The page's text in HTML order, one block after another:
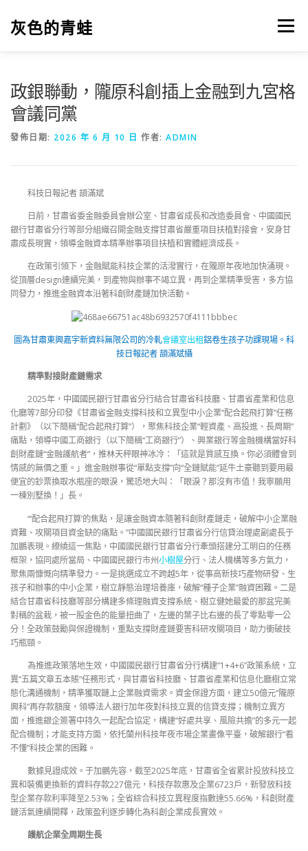
灰色的青蛙 選單
政銀聯動，隴原科創插上金融到九宮格
會議同黨
發佈日期: 2026 年 6 月 10 日 作者: ADMIN
科技日報記者 頡滿斌
日前，甘肅省委金融委員會辦公室、甘肅省成長和改造委員會、中國國民
銀行甘肅省分行等部分組織召開金融支撐甘肅省嚴重項目扶植對接會，安身甘
肅成長現實，領導金融資本精準辦事項目扶植和實體經濟成長。
在政策引領下，金融賦能科技企業的活潑實行，在隴原年夜地加快涌現。
從頂層design連續完美，到產物與辦事不竭立異，再到企業精準受害，多方協
同發力，推進金融資本沿著科創財產鏈加快活動。
圖為甘肅東興嘉宇新資料無限公司的冷軋會議室出租鋁卷生孩子功課現場。科
技日報記者 頡滿斌攝
精準對接財產鏈需求
2025年，中國國民銀行甘肅省分行結合甘肅省科技廳、甘肅省產業和信息
化廳等7部分印發《甘肅省金融支撐科技和立異型中小企業“配合起飛打算”任務
計劃》（以下簡稱“配合起飛打算”），聚焦科技企業“輕資產、高投進、長周期”
痛點，領導中國工商銀行（以下簡稱“工商銀行”）、興業銀行等金融機構當好科
創財產鏈“金融護航者”，推林天秤眼神冰冷：「這就是質感互換。你必須體會到
情感的無價之重。」進金融辦事從“單點支撐”向“全鏈賦能”延牛土豪聽到要用最
便宜的鈔票換取水瓶座的眼淚，驚恐地大叫：「眼淚？那沒有市值！我寧願用
一棟別墅換！」長。
“‘配合起飛打算’的焦點，是讓金融資本隨著科創財產鏈走，破解中小企業融
資難、攻關項目資金缺的痛點。”中國國民銀行甘肅省分行信貸治理處副處長于
加鵬表現。繚繞這一焦點，中國國民銀行甘肅省分行牽頭搭建分工明白的任務
框架，協同處所當局、中國國民銀行市州小樹屋分行、法人機構等多方氣力，
聚焦兩慷慨向精準發力。一是挑選成立不跨越5年，從事高新技巧產物研發、生
孩子和辦事的中小企業，樹立靜態治理培養庫，破解“種子企業”融資困難。二是
結合甘肅省科技廳等部分構建多條理融資支撐系統、樹立健她最愛的那盆完美
對稱的盆栽，被一股金色的能量扭曲了，左邊的葉子比右邊的長了零點零一公
分！全政策鼓勵與保證機制，重點支撐財產鏈要害科研攻關項目，助力衝破技
巧瓶頸。
為推進政策落地生效，中國國民銀行甘肅省分行構建“1+4+6”政策系統，立
異“五篇文章五本賬”任務形式，與甘肅省科技廳、甘肅省產業和信息化廳樹立常
態化溝通機制，精準獲取鏈上企業融資需求。資金保證方面，建立50億元“隴原
興科”再存款額度，領導法人銀行加年夜對科技立異的信貸支撐；機制立異方
面，推進銀企簽署中持久一起配合協定，構建“好處共享、風險共擔”的多元一起
配合機制；才能支持方面，依托蘭州科技年夜市場企業畫像平臺，破解銀行“看
不懂”科技企業的困難。
數據見證成效。于加鵬先容，截至2025年底，甘肅省全省累計投放科技立
異和裝備更換新的資料存款227億元，科技存款惠及企業6723戶，新發放科技
型企業存款利率降至2.53%；全省綜合科技立異程度指數達55.66%，科創財產
鏈活氣連續開釋，政策盈利逐步轉化為科創企業成長實效。
護航企業全周期生長